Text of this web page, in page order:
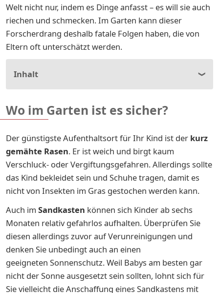
Welt nicht nur, indem es Dinge anfasst – es will sie auch
riechen und schmecken. Im Garten kann dieser
Forscherdrang deshalb fatale Folgen haben, die von
Eltern oft unterschätzt werden.
Inhalt
Wo im Garten ist es sicher?
Der günstigste Aufenthaltsort für Ihr Kind ist der kurz
gemähte Rasen. Er ist weich und birgt kaum
Verschluck- oder Vergiftungsgefahren. Allerdings sollte
das Kind bekleidet sein und Schuhe tragen, damit es
nicht von Insekten im Gras gestochen werden kann.
Auch im Sandkasten können sich Kinder ab sechs
Monaten relativ gefahrlos aufhalten. Überprüfen Sie
diesen allerdings zuvor auf Verunreinigungen und
denken Sie unbedingt auch an einen
geeigneten Sonnenschutz. Weil Babys am besten gar
nicht der Sonne ausgesetzt sein sollten, lohnt sich für
Sie vielleicht die Anschaffung eines Sandkastens mit